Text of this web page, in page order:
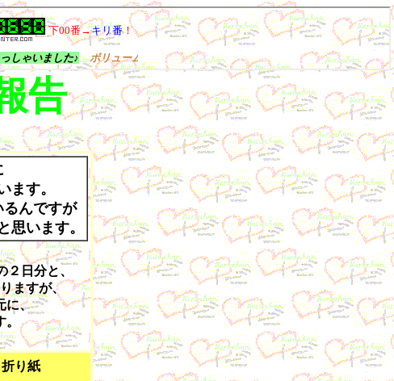
告
ます。
んですが
思います。
２日分と、
ますが、
に、
り紙